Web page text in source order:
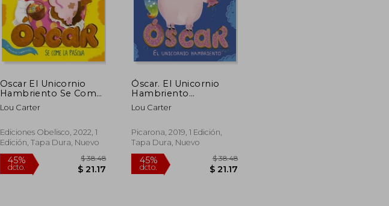
Oscar El Unicornio
Hambriento Se Come
La Pascua
Lou Carter
Ediciones Obelisco, 2022, 1
Edición, Tapa Dura, Nuevo
Óscar. El Unicornio
Hambriento
(Picarona)
Lou Carter
Picarona, 2019, 1 Edición,
Tapa Dura, Nuevo